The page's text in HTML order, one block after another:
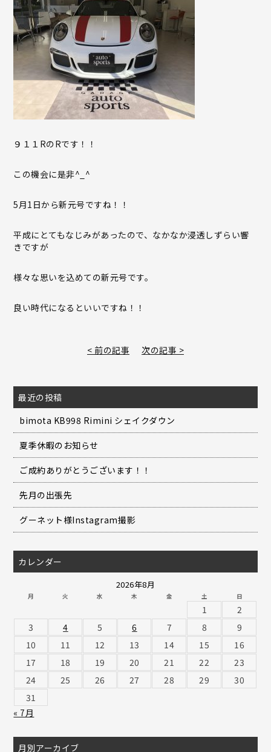
９１１RのRです！！
この機会に是非^_^
5月1日から新元号ですね！！
平成にとてもなじみがあったので、なかなか浸透しずらい響
きですが
様々な思いを込めての新元号です。
良い時代になるといいですね！！
< 前の記事 次の記事 >
最近の投稿
bimota KB998 Rimini シェイクダウン
夏季休暇のお知らせ
ご成約ありがとうございます！！
先月の出張先
グーネット様Instagram撮影
カレンダー
2026年8月
月 火 水 木 金 土 日
1
2
3
4 5 6 7 8
9
10
11 12 13 14 15
16
17
18 19 20 21 22
23
24
25 26 27 28 29
30
31
« 7月
月別アーカイブ